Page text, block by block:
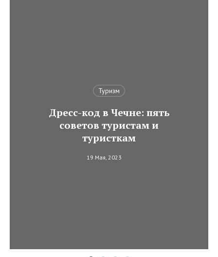
Туризм
Дресс-код в Чечне: пять
советов туристам и
туристкам
19 Мая, 2023